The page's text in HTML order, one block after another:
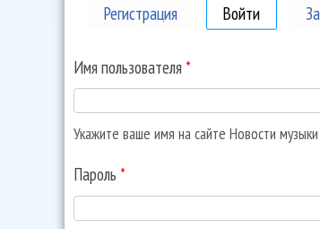
Регистрация Войти
Имя пользователя *
Укажите ваше имя на сайте Новости
Пароль *